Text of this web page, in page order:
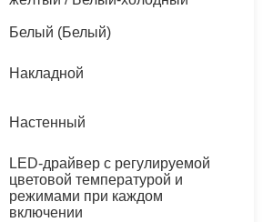
Белый (Белый)
Накладной
Настенный
LED-драйвер с регулируемой
цветовой температурой и
режимами при каждом
включении